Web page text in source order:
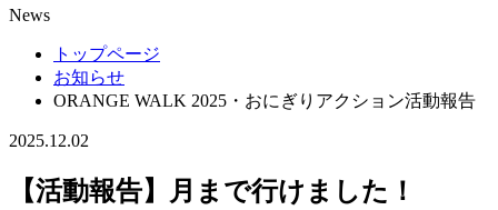
News
トップページ
お知らせ
ORANGE WALK 2025・おにぎりアクション活動報告
2025.12.02
【活動報告】月まで行けました！